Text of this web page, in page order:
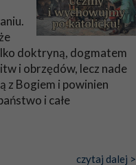
doktryną, dogmatem
i obrzędów, lecz nade
z Bogiem i powinien
i całe
czytaj dalej >